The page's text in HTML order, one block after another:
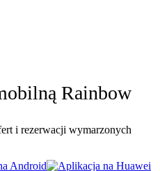
Rainbow
i rezerwacji wymarzonych